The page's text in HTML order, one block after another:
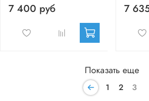
7 400 руб 7
Показать еще
1 2 3